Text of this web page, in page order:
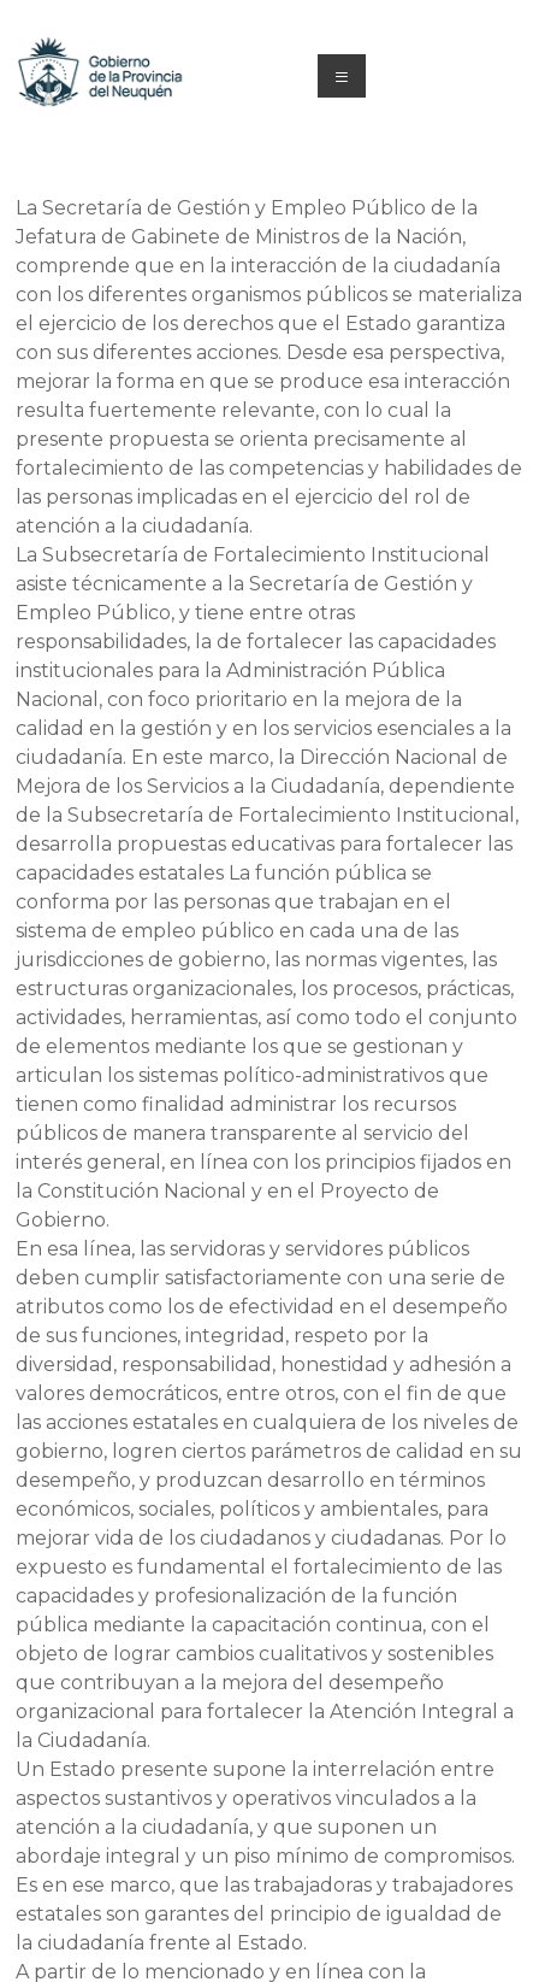
contenido
y
Formación
Neuquén
Menú
La Secretaría de Gestión y Empleo Público de la
Jefatura de Gabinete de Ministros de la Nación,
comprende que en la interacción de la ciudadanía
con los diferentes organismos públicos se materializa
el ejercicio de los derechos que el Estado garantiza
con sus diferentes acciones. Desde esa perspectiva,
mejorar la forma en que se produce esa interacción
resulta fuertemente relevante, con lo cual la
presente propuesta se orienta precisamente al
fortalecimiento de las competencias y habilidades de
las personas implicadas en el ejercicio del rol de
atención a la ciudadanía.
La Subsecretaría de Fortalecimiento Institucional
asiste técnicamente a la Secretaría de Gestión y
Empleo Público, y tiene entre otras
responsabilidades, la de fortalecer las capacidades
institucionales para la Administración Pública
Nacional, con foco prioritario en la mejora de la
calidad en la gestión y en los servicios esenciales a la
ciudadanía. En este marco, la Dirección Nacional de
Mejora de los Servicios a la Ciudadanía, dependiente
de la Subsecretaría de Fortalecimiento Institucional,
desarrolla propuestas educativas para fortalecer las
capacidades estatales La función pública se
conforma por las personas que trabajan en el
sistema de empleo público en cada una de las
jurisdicciones de gobierno, las normas vigentes, las
estructuras organizacionales, los procesos, prácticas,
actividades, herramientas, así como todo el conjunto
de elementos mediante los que se gestionan y
articulan los sistemas político-administrativos que
tienen como finalidad administrar los recursos
públicos de manera transparente al servicio del
interés general, en línea con los principios fijados en
la Constitución Nacional y en el Proyecto de
Gobierno.
En esa línea, las servidoras y servidores públicos
deben cumplir satisfactoriamente con una serie de
atributos como los de efectividad en el desempeño
de sus funciones, integridad, respeto por la
diversidad, responsabilidad, honestidad y adhesión a
valores democráticos, entre otros, con el fin de que
las acciones estatales en cualquiera de los niveles de
gobierno, logren ciertos parámetros de calidad en su
desempeño, y produzcan desarrollo en términos
económicos, sociales, políticos y ambientales, para
mejorar vida de los ciudadanos y ciudadanas. Por lo
expuesto es fundamental el fortalecimiento de las
capacidades y profesionalización de la función
pública mediante la capacitación continua, con el
objeto de lograr cambios cualitativos y sostenibles
que contribuyan a la mejora del desempeño
organizacional para fortalecer la Atención Integral a
la Ciudadanía.
Un Estado presente supone la interrelación entre
aspectos sustantivos y operativos vinculados a la
atención a la ciudadanía, y que suponen un
abordaje integral y un piso mínimo de compromisos.
Es en ese marco, que las trabajadoras y trabajadores
estatales son garantes del principio de igualdad de
la ciudadanía frente al Estado.
A partir de lo mencionado y en línea con la